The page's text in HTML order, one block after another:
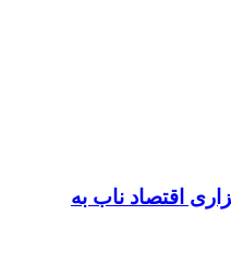
اقتصاد ناب به